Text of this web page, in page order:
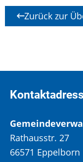
Zurück zur
Rathausstr. 27
66571 Eppelborn